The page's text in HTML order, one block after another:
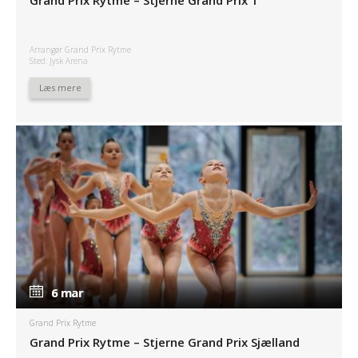
Arrangør Grand Prix Rytme
Sted: Jysk Arena
Læs mere
6 mar
6 mar
Grand Prix Rytme
Grand Prix Rytme – Stjerne Grand Prix Sjælland